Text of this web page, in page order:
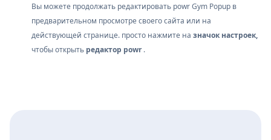
Вы можете продолжать редактировать powr Gym Popup в
предварительном просмотре своего сайта или на
действующей странице. просто нажмите на значок настроек,
чтобы открыть редактор powr.